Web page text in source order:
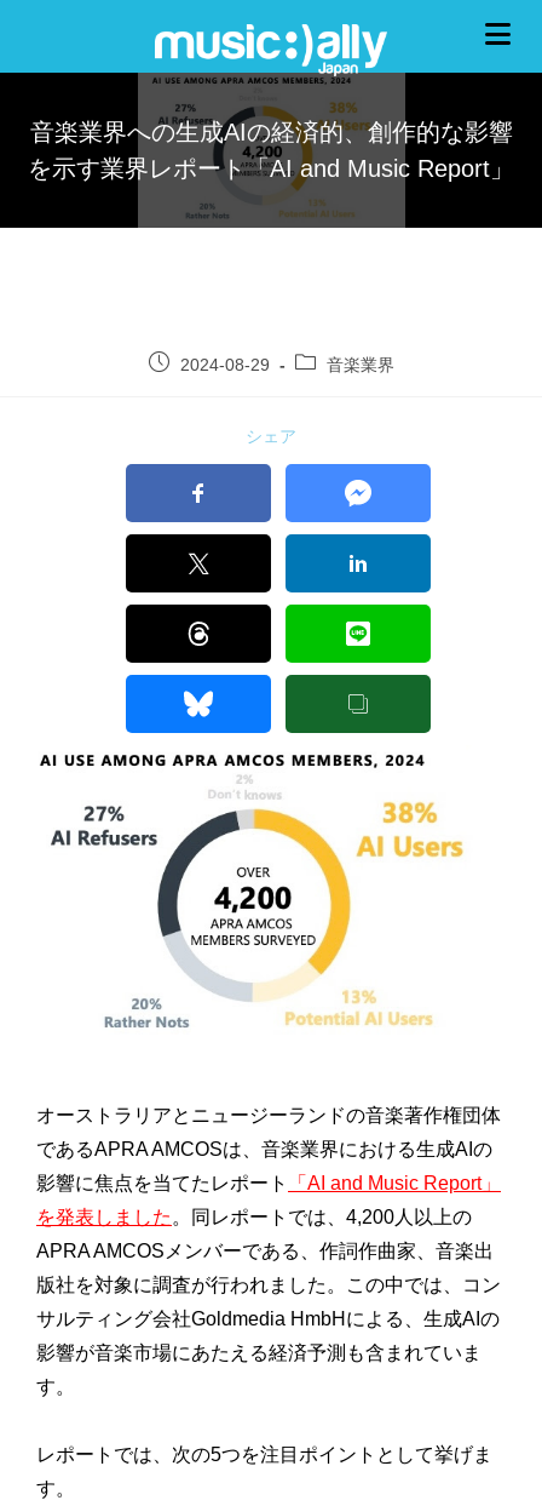
音楽業界への生成AIの経済的、創作的な影響
を示す業界レポート「AI and Music Report」
2024-08-29 音楽業界
シェア
オーストラリアとニュージーランドの音楽著作権団体
であるAPRA AMCOSは、音楽業界における生成AIの
影響に焦点を当てたレポート
「AI and Music Report」
を発表しました 。同レポートでは、4,200人以上の
APRA AMCOSメンバーである、作詞作曲家、音楽出
版社を対象に調査が行われました。この中では、コン
サルティング会社Goldmedia HmbHによる、生成AIの
影響が音楽市場にあたえる経済予測も含まれていま
す。
レポートでは、次の5つを注目ポイントとして挙げま
す。